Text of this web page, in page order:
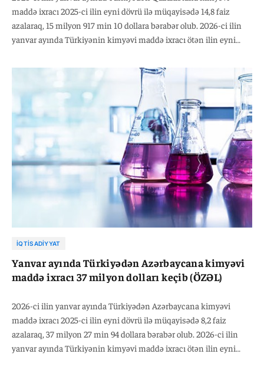
maddə ixracı 2025-ci ilin eyni dövrü ilə müqayisədə 14,8 faiz
azalaraq, 15 milyon 917 min 10 dollara bərabər olub. 2026-ci ilin
yanvar ayında Türkiyənin kimyəvi maddə ixracı ötən ilin eyni
min dollara bərabər olub.
İQTISADIYYAT
Yanvar ayında Türkiyədən Azərbaycana kimyəvi
maddə ixracı 37 milyon dolları keçib (ÖZƏL)
2026-ci ilin yanvar ayında Türkiyədən Azərbaycana kimyəvi
maddə ixracı 2025-ci ilin eyni dövrü ilə müqayisədə 8,2 faiz
azalaraq, 37 milyon 27 min 94 dollara bərabər olub. 2026-ci ilin
yanvar ayında Türkiyənin kimyəvi maddə ixracı ötən ilin eyni